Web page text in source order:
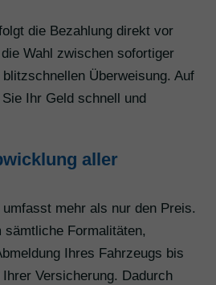
die Bezahlung direkt vor
Wahl zwischen sofortiger
Überweisung. Auf
Ihr Geld schnell und
aller
mehr als nur den Preis.
Formalitäten,
Ihres Fahrzeugs bis
Versicherung. Dadurch